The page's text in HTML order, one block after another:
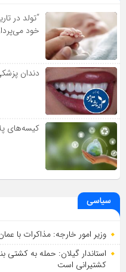
“تولد در
خود
دندان
کیسه‌های
سیاسی
وزیر امور خارجه: مذاکرات با
استاندار گیلان: حمله به کشتی
کشتیرانی است